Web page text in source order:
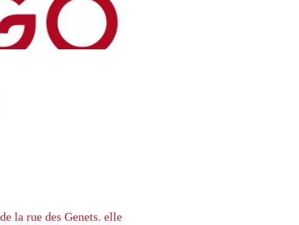
la rue des Genets. elle